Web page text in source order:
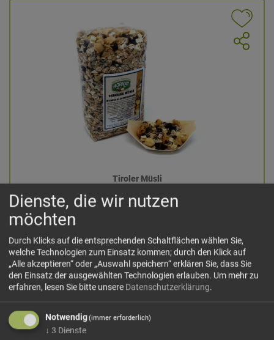
Tiroler Müsli
500 g: 5,95 €
Menge:
hinzufügen
Dienste, die wir nutzen
möchten
Durch Klicks auf die entsprechenden Schaltflächen wählen Sie,
welche Technologien zum Einsatz kommen; durch den Klick auf
„Alle akzeptieren“ oder „Auswahl speichern“ erklären Sie, dass Sie
den Einsatz der ausgewählten Technologien erlauben. Um mehr zu
erfahren, lesen Sie bitte unsere Datenschutzerklärung.
Notwendig(immer erforderlich)
↓ 3 Dienste